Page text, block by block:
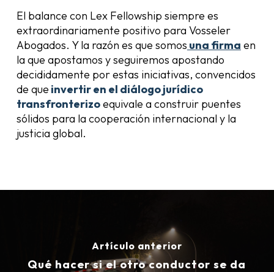
El balance con Lex Fellowship siempre es
extraordinariamente positivo para Vosseler
Abogados. Y la razón es que somos una firma en
la que apostamos y seguiremos apostando
decididamente por estas iniciativas, convencidos
de que invertir en el diálogo jurídico
transfronterizoequivale a construir puentes
sólidos para la cooperación internacional y la
justicia global.
Artículo anterior
Qué hacer si el otro conductor se da